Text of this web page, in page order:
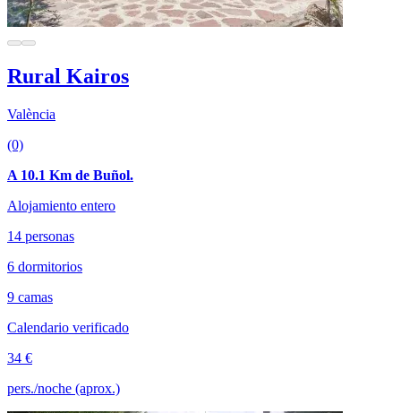
Rural Kairos
València
(0)
A 10.1 Km de Buñol.
Alojamiento entero
14 personas
6 dormitorios
9 camas
Calendario verificado
34 €
pers./noche (aprox.)